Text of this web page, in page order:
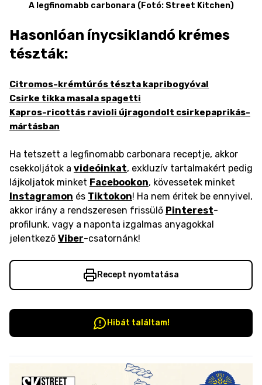
A legfinomabb carbonara (Fotó: Street Kitchen)
Hasonlóan ínycsiklandó krémes
tészták:
Citromos-krémtúrós tészta kapribogyóval
Csirke tikka masala spagetti
Kapros-ricottás ravioli újragondolt csirkepaprikás-
mártásban
Ha tetszett a legfinomabb carbonara receptje, akkor
csekkoljátok a videóinkat, exkluzív tartalmakért pedig
lájkoljatok minket Facebookon, kövessetek minket
Instagramon és Tiktokon! Ha nem éritek be ennyivel,
akkor irány a rendszeresen frissülő Pinterest-
profilunk, vagy a naponta izgalmas anyagokkal
jelentkező Viber-csatornánk!
Recept nyomtatása
Hibát találtam!